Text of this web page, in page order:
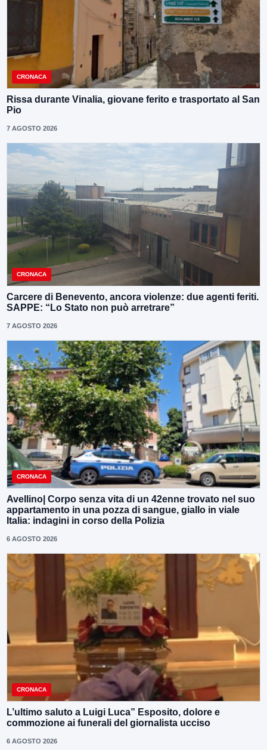
CRONACA
Rissa durante Vinalia, giovane ferito e trasportato al San
Pio
7 AGOSTO 2026
CRONACA
Carcere di Benevento, ancora violenze: due agenti feriti.
SAPPE: “Lo Stato non può arretrare”
7 AGOSTO 2026
CRONACA
Avellino| Corpo senza vita di un 42enne trovato nel suo
appartamento in una pozza di sangue, giallo in viale
Italia: indagini in corso della Polizia
6 AGOSTO 2026
CRONACA
L’ultimo saluto a Luigi Luca” Esposito, dolore e
commozione ai funerali del giornalista ucciso
6 AGOSTO 2026